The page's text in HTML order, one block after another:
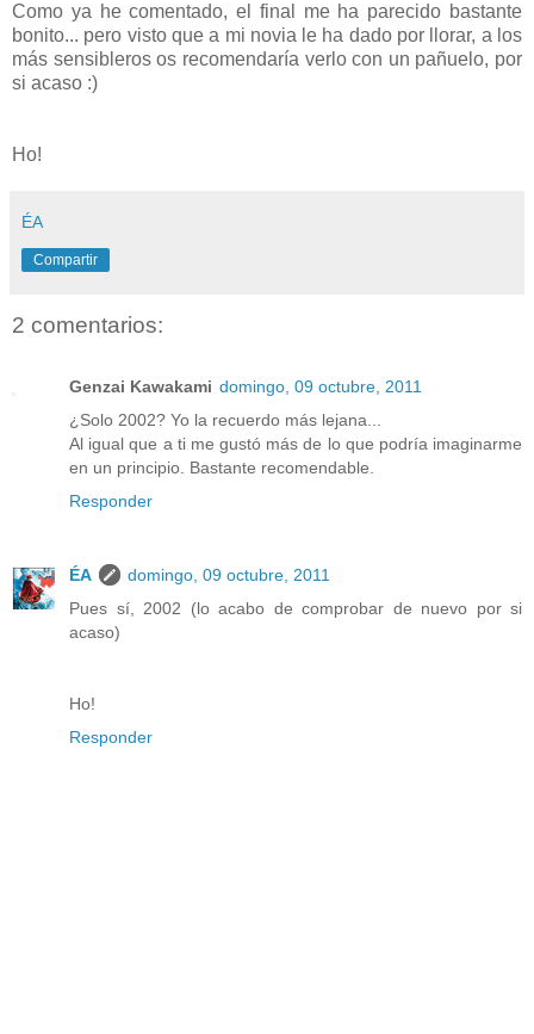
Como ya he comentado, el final me ha parecido bastante
bonito... pero visto que a mi novia le ha dado por llorar, a los
más sensibleros os recomendaría verlo con un pañuelo, por
si acaso :)
Ho!
ÉA
Compartir
2 comentarios:
Genzai Kawakami domingo, 09 octubre, 2011
¿Solo 2002? Yo la recuerdo más lejana...
Al igual que a ti me gustó más de lo que podría imaginarme
en un principio. Bastante recomendable.
Responder
ÉA
domingo, 09 octubre, 2011
Pues sí, 2002 (lo acabo de comprobar de nuevo por si
acaso)
Ho!
Responder